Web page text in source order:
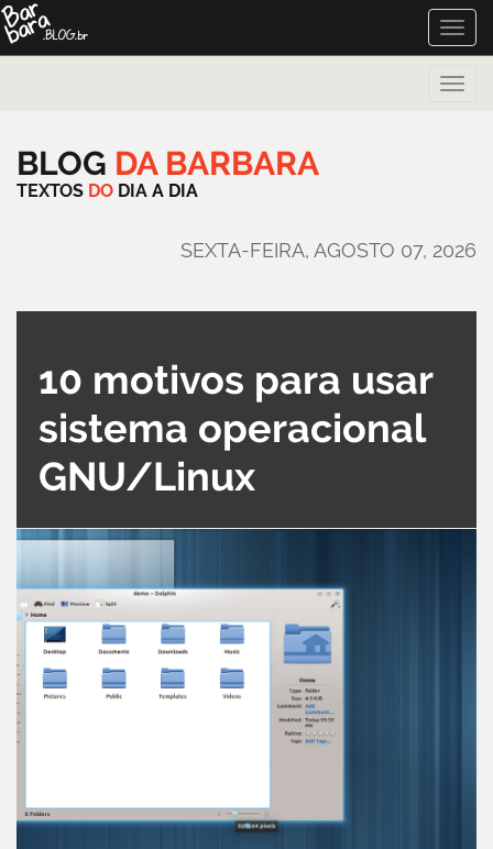
Toggle
Toggle
BLOG DA BARBARA
TEXTOS DO DIA A DIA
SEXTA-FEIRA, AGOSTO 07, 2026
10 motivos para usar
sistema operacional
GNU/Linux